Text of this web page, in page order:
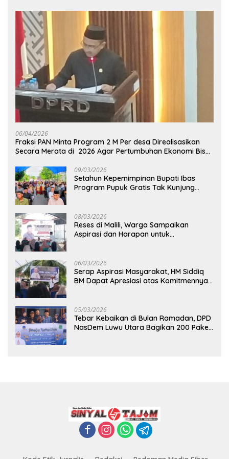
06/04/2026
Fraksi PAN Minta Program 2 M Per desa Direalisasikan
Secara Merata di 2026 Agar Pertumbuhan Ekonomi Bisa
09/03/2026
Setahun Kepemimpinan Bupati Ibas
Program Pupuk Gratis Tak Kunjung
08/03/2026
Reses di Malili, Warga Sampaikan
Aspirasi dan Harapan untuk
06/03/2026
Serap Aspirasi Masyarakat, HM Siddiq
BM Dapat Apresiasi atas Komitmennya
05/03/2026
Tebar Kebaikan di Bulan Ramadan, DPD
NasDem Luwu Utara Bagikan 200 Paket